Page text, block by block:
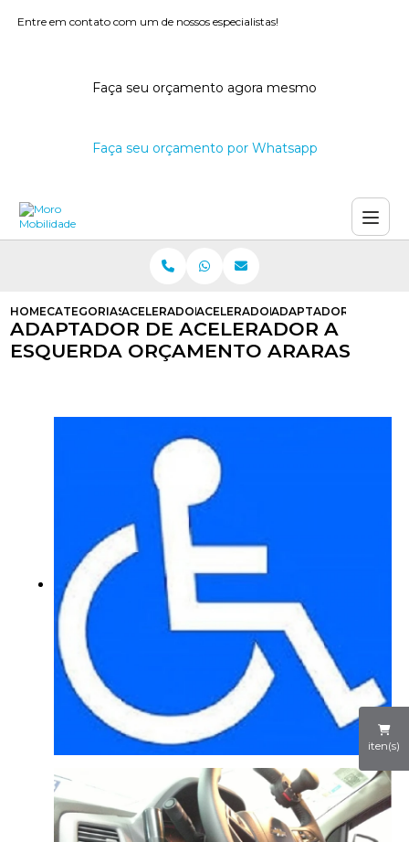
Entre em contato com um de nossos especialistas!
Faça seu orçamento agora mesmo
Faça seu orçamento por Whatsapp
iten(s)
HOMECATEGORIASACELERADORES A ESQUERDA
ACELERADOR A ESQUERDA PARA
ADAPTADOR DE
ADAPTADOR DE ACELERADOR A
ESQUERDA ORÇAMENTO ARARAS